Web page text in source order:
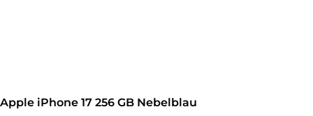
Apple iPhone 17 256 GB Nebelblau